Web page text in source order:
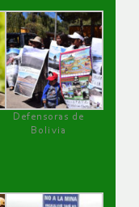
Defensoras de
Bolivia